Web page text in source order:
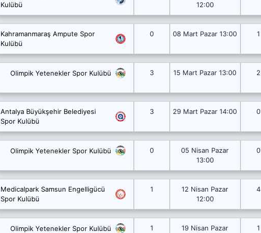
Kulübü
12:00
Kahramanmaraş Ampute Spor
Kulübü
0 08 Mart Pazar 13:00 1
Olimpik Yetenekler Spor Kulübü 3 15 Mart Pazar 13:00 2
Antalya Büyükşehir Belediyesi
Spor Kulübü
3 29 Mart Pazar 14:00 0
Olimpik Yetenekler Spor Kulübü 0
05 Nisan Pazar
13:00
0
Medicalpark Samsun Engelligücü
Spor Kulübü
1
12 Nisan Pazar
12:00
4
Olimpik Yetenekler Spor Kulübü 1
19 Nisan Pazar
1